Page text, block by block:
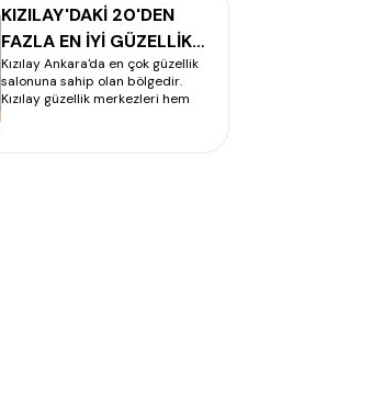
KIZILAY'DAKİ 20'DEN
FAZLA EN İYİ GÜZELLİK
SALONUNU SİZİN İÇİN
ARAŞTIRDIK
Kızılay Ankara'da en çok güzellik
salonuna sahip olan bölgedir.
Kızılay güzellik merkezleri hem